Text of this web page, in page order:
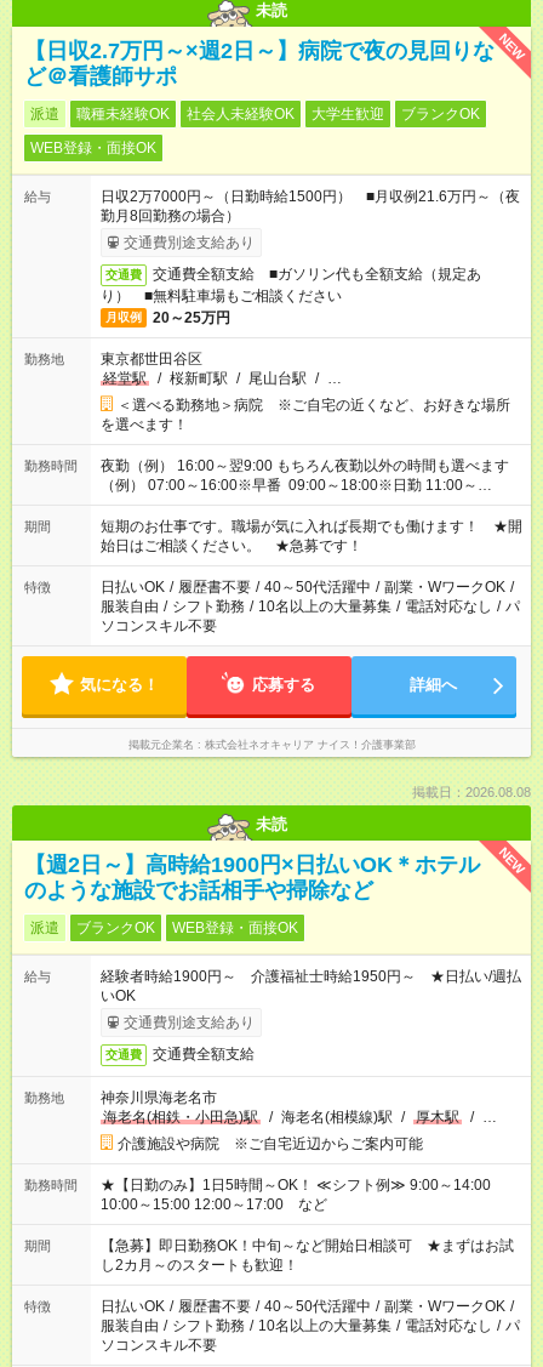
未読
NEW
【日収2.7万円～×週2日～】病院で夜の見回りな
ど＠看護師サポ
派遣 職種未経験OK 社会人未経験OK 大学生歓迎
ブランクOK
WEB登録・面接OK
給与
日収2万7000円～（日勤時給1500円） ■月収例21.6万円～（夜
勤月8回勤務の場合）
交通費別途支給あり
交通費
交通費全額支給 ■ガソリン代も全額支給（規定あ
り） ■無料駐車場もご相談ください
月収例 20～25万円
勤務地
東京都世田谷区
経堂駅
/ 桜新町駅 / 尾山台駅 / …
＜選べる勤務地＞病院 ※ご自宅の近くなど、お好きな場所
を選べます！
勤務時間
夜勤（例） 16:00～翌9:00 もちろん夜勤以外の時間も選べます
（例） 07:00～16:00※早番 09:00～18:00※日勤 11:00～
20:00※遅番 ※時間は、固定・選べる施設もあるので、ご希望が
あれば調整できます！ ※シフト制。勤務地により実働時間が異
なります。★家庭の都合でお休みが必要な場合も遠慮なくご相談
ください。
期間
短期のお仕事です。職場が気に入れば長期でも働けます！ ★開
始日はご相談ください。 ★急募です！
特徴 日払いOK / 履歴書不要 / 40～50代活躍中 / 副業・WワークOK /
服装自由 / シフト勤務 / 10名以上の大量募集 / 電話対応なし / パ
ソコンスキル不要
気になる！ 応募する 詳細へ
掲載元企業名 株式会社ネオキャリア ナイス！介護事業部
掲載日：2026.08.08
未読
NEW
【週2日～】高時給1900円×日払いOK＊ホテル
のような施設でお話相手や掃除など
派遣 ブランクOK WEB登録・面接OK
給与
経験者時給1900円～ 介護福祉士時給1950円～ ★日払い/週払
いOK
交通費別途支給あり
交通費 交通費全額支給
勤務地
神奈川県海老名市
海老名(相鉄・小田急)駅
/ 海老名(相模線)駅 / 厚木駅 / …
介護施設や病院 ※ご自宅近辺からご案内可能
勤務時間
★【日勤のみ】1日5時間～OK！ ≪シフト例≫ 9:00～14:00
10:00～15:00 12:00～17:00 など
期間
【急募】即日勤務OK！中旬～など開始日相談可 ★まずはお試
し2カ月～のスタートも歓迎！
特徴 日払いOK / 履歴書不要 / 40～50代活躍中 / 副業・WワークOK /
服装自由 / シフト勤務 / 10名以上の大量募集 / 電話対応なし / パ
ソコンスキル不要